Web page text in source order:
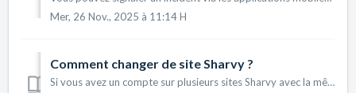
Mer, 26 Nov., 2025 à 11:14 H
Comment changer de site Sharvy ?
Si vous avez un compte sur plusieurs sites Sharvy avec la même adresse e-mail, il vous est possible de passer de l'un à l'autre rapidement sans avoi...